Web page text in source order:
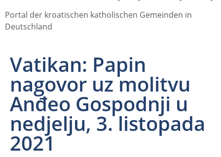
Portal der kroatischen katholischen Gemeinden in
Deutschland
Vatikan: Papin
nagovor uz molitvu
Anđeo Gospodnji u
nedjelju, 3. listopada
2021